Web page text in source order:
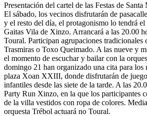
Presentación del cartel de las Festas de
El sábado, los vecinos disfrutarán de
y el resto del día, el protagonismo lo tendrá
Gaitas Vila de Xinzo. Arrancará a las 20.00
Toural. Participan agrupaciones tradicionales
Trasmiras o Toxo Queimado. A las nueve y
el momento de escuchar y bailar con la
domingo 21 han organizado una cita para los
plaza Xoan XXIII, donde disfrutarán de
infantiles desde las siete de la tarde. A las
Party Run Xinzo, en la que los participantes
de la villa vestidos con ropa de colores.
orquesta Trébol actuará no Toural.